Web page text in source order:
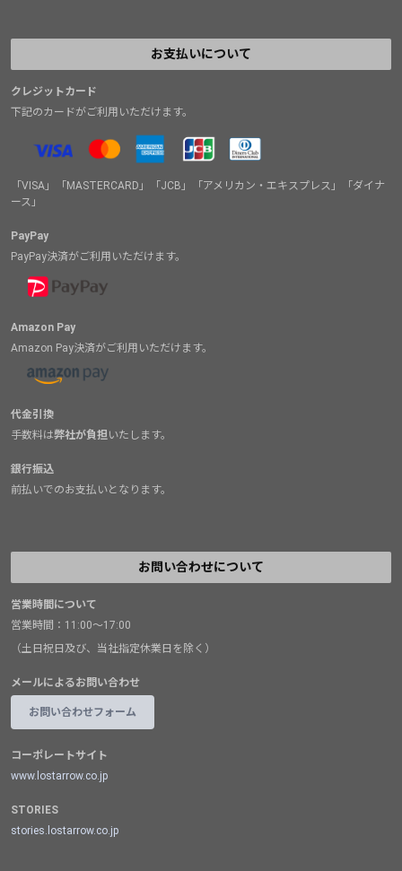
お支払いについて
クレジットカード
下記のカードがご利用いただけます。
「VISA」「MASTERCARD」「JCB」「アメリカン・エキスプレス」「ダイナ
ース」
PayPay
PayPay決済がご利用いただけます。
Amazon Pay
Amazon Pay決済がご利用いただけます。
代金引換
手数料は弊社が負担いたします。
銀行振込
前払いでのお支払いとなります。
お問い合わせについて
営業時間について
営業時間：11:00～17:00
（土日祝日及び、当社指定休業日を除く）
メールによるお問い合わせ
お問い合わせフォーム
コーポレートサイト
www.lostarrow.co.jp
STORIES
stories.lostarrow.co.jp